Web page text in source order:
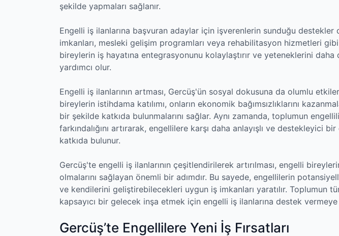
şekilde yapmaları sağlanır.
Engelli iş ilanlarına başvuran adaylar için işverenlerin sunduğu destekler
imkanları, mesleki gelişim programları veya rehabilitasyon hizmetleri
bireylerin iş hayatına entegrasyonunu kolaylaştırır ve yeteneklerini
yardımcı olur.
Engelli iş ilanlarının artması, Gercüş'ün sosyal dokusuna da olumlu
bireylerin istihdama katılımı, onların ekonomik bağımsızlıklarını
bir şekilde katkıda bulunmalarını sağlar. Aynı zamanda, toplumun
farkındalığını artırarak, engellilere karşı daha anlayışlı ve destekleyici
katkıda bulunur.
Gercüş'te engelli iş ilanlarının çeşitlendirilerek artırılması, engelli
olmalarını sağlayan önemli bir adımdır. Bu sayede, engellilerin
ve kendilerini geliştirebilecekleri uygun iş imkanları yaratılır. Toplumun
kapsayıcı bir gelecek inşa etmek için engelli iş ilanlarına destek
Gercüş’te Engellilere Yeni İş Fırsatları